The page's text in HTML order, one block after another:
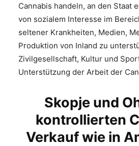
Cannabis handeln, an den Staat
von sozialem Interesse im
seltener Krankheiten, Medien,
Produktion von Inland zu
Zivilgesellschaft, Kultur und
Unterstützung der Arbeit der
Skopje und
kontrollierten
Verkauf wie in